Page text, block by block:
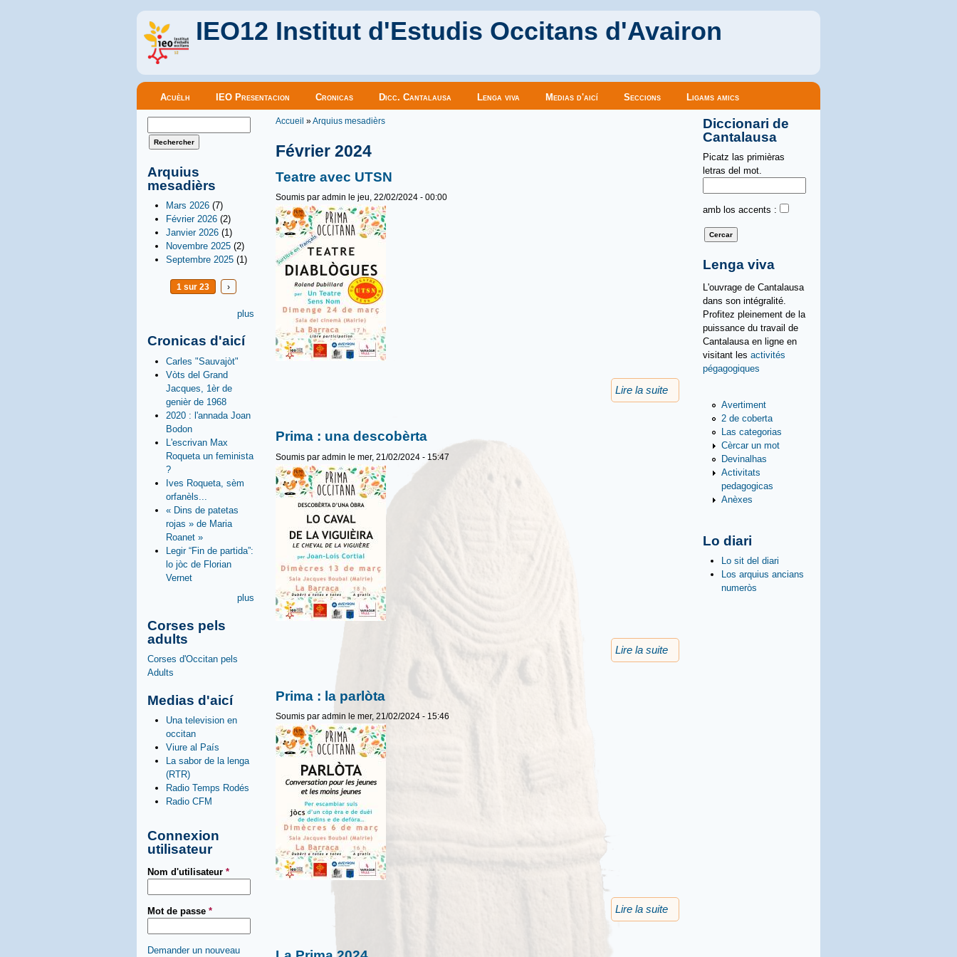
IEO12 Institut d'Estudis Occitans d'Avairon
Menu principal
Acuèlh IEO Presentacion Cronicas Dicc. Cantalausa Lenga viva Medias d'aicí Seccions Ligams amics
Formulaire de recherche
Arquius
mesadièrs
Mars 2026 (7)
Février 2026 (2)
Janvier 2026 (1)
Novembre 2025 (2)
Septembre 2025 (1)
1 sur 23 ›
plus
Cronicas d'aicí
Carles "Sauvajòt"
Vòts del Grand
Jacques, 1èr de
genièr de 1968
2020 : l'annada Joan
Bodon
L'escrivan Max
Roqueta un feminista
?
Ives Roqueta, sèm
orfanèls...
« Dins de patetas
rojas » de Maria
Roanet »
Legir “Fin de partida”:
lo jòc de Florian
Vernet
plus
Corses pels
adults
Corses d'Occitan pels
Adults
Medias d'aicí
Una television en
occitan
Viure al País
La sabor de la lenga
(RTR)
Radio Temps Rodés
Radio CFM
Connexion
utilisateur
Nom d'utilisateur *
Mot de passe *
Demander un nouveau
Vous êtes ici
Accueil »Arquius mesadièrs
Février 2024
Teatre avec UTSN
Soumis par admin le jeu, 22/02/2024 - 00:00
Lire la suite
Prima : una descobèrta
Soumis par admin le mer, 21/02/2024 - 15:47
Lire la suite
Prima : la parlòta
Soumis par admin le mer, 21/02/2024 - 15:46
Lire la suite
Diccionari de
Cantalausa
Picatz las primièras
letras del mot.
amb los accents :
Lenga viva
L'ouvrage de Cantalausa
dans son intégralité.
Profitez pleinement de la
puissance du travail de
Cantalausa en ligne en
visitant les activités
pégagogiques
Avertiment
2 de coberta
Las categorias
Cèrcar un mot
Devinalhas
Activitats
pedagogicas
Anèxes
Lo diari
Lo sit del diari
Los arquius ancians
numeròs